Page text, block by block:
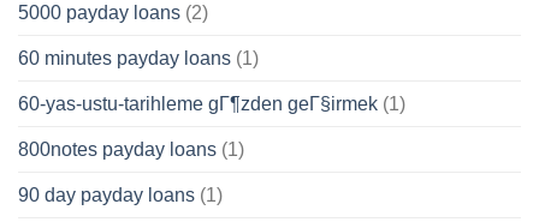
5000 payday loans (2)
60 minutes payday loans (1)
60-yas-ustu-tarihleme gГ¶zden geГ§irmek (1)
800notes payday loans (1)
90 day payday loans (1)